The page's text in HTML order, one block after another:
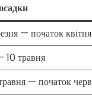
— початок квітня
10 травня
— початок